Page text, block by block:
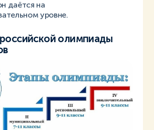
даётся на
уровне.
олимпиады